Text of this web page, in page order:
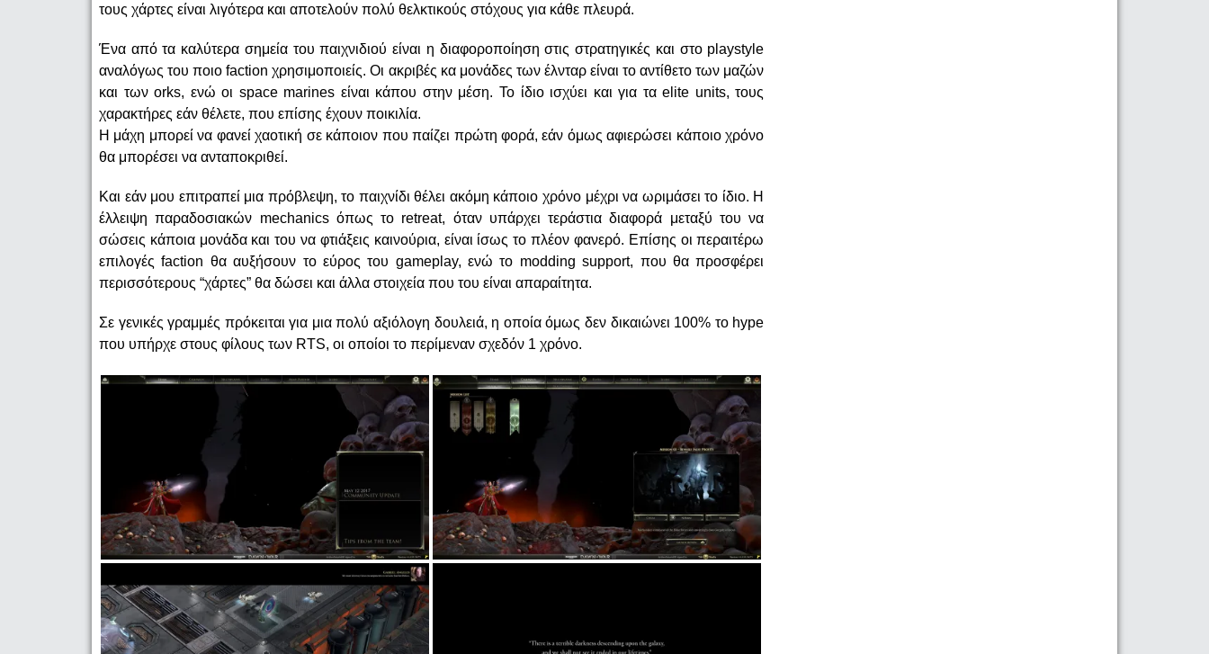
τους χάρτες είναι λιγότερα και αποτελούν πολύ θελκτικούς στόχους για κάθε πλευρά.
Ένα από τα καλύτερα σημεία του παιχνιδιού είναι η διαφοροποίηση στις στρατηγικές και στο playstyle
αναλόγως του ποιο faction χρησιμοποιείς. Οι ακριβές κα μονάδες των έλνταρ είναι το αντίθετο των μαζών
και των orks, ενώ οι space marines είναι κάπου στην μέση. Το ίδιο ισχύει και για τα elite units, τους
χαρακτήρες εάν θέλετε, που επίσης έχουν ποικιλία.
Η μάχη μπορεί να φανεί χαοτική σε κάποιον που παίζει πρώτη φορά, εάν όμως αφιερώσει κάποιο χρόνο
θα μπορέσει να ανταποκριθεί.
Και εάν μου επιτραπεί μια πρόβλεψη, το παιχνίδι θέλει ακόμη κάποιο χρόνο μέχρι να ωριμάσει το ίδιο. Η
έλλειψη παραδοσιακών mechanics όπως το retreat, όταν υπάρχει τεράστια διαφορά μεταξύ του να
σώσεις κάποια μονάδα και του να φτιάξεις καινούρια, είναι ίσως το πλέον φανερό. Επίσης οι περαιτέρω
επιλογές faction θα αυξήσουν το εύρος του gameplay, ενώ το modding support, που θα προσφέρει
περισσότερους “χάρτες” θα δώσει και άλλα στοιχεία που του είναι απαραίτητα.
Σε γενικές γραμμές πρόκειται για μια πολύ αξιόλογη δουλειά, η οποία όμως δεν δικαιώνει 100% το hype
που υπήρχε στους φίλους των RTS, οι οποίοι το περίμεναν σχεδόν 1 χρόνο.